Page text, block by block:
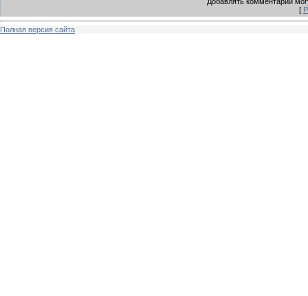
[
Полная версия сайта